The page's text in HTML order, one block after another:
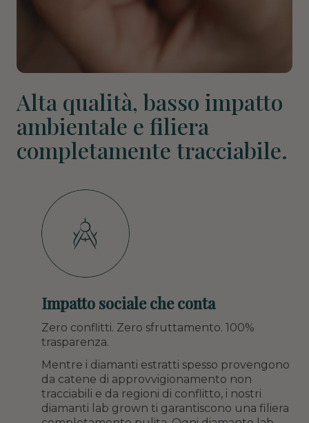
Alta qualità, basso impatto
ambientale e filiera
completamente tracciabile.
Impatto sociale che conta
Zero conflitti. Zero sfruttamento. 100%
trasparenza.
Mentre i diamanti estratti spesso provengono
da catene di approvvigionamento non
tracciabili e da regioni di conflitto, i nostri
diamanti lab grown ti garantiscono una filiera